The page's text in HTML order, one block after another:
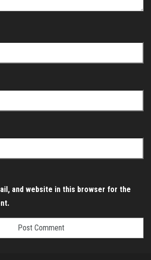
and website in this browser for the